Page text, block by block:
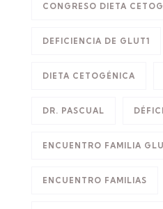
CONGRESO DIETA
DEFICIENCIA DE GLUT1
DIETA CETOGÉNICA
DR. PASCUAL
ENCUENTRO FAMILIA
ENCUENTRO FAMILIAS